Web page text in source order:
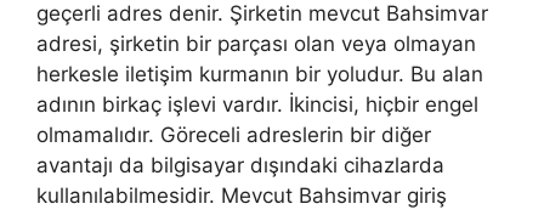
geçerli adres denir. Şirketin mevcut Bahsimvar
adresi, şirketin bir parçası olan veya olmayan
herkesle iletişim kurmanın bir yoludur. Bu alan
adının birkaç işlevi vardır. İkincisi, hiçbir engel
olmamalıdır. Göreceli adreslerin bir diğer
avantajı da bilgisayar dışındaki cihazlarda
kullanılabilmesidir. Mevcut Bahsimvar giriş